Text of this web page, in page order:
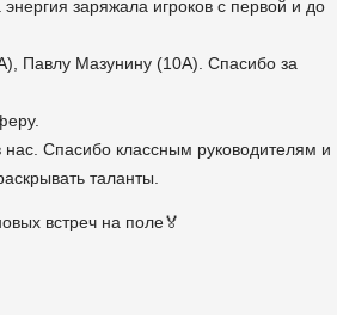
заряжала игроков с первой и до
Павлу Мазунину (10А). Спасибо за
Спасибо классным руководителям и
таланты.
встреч на поле🏅